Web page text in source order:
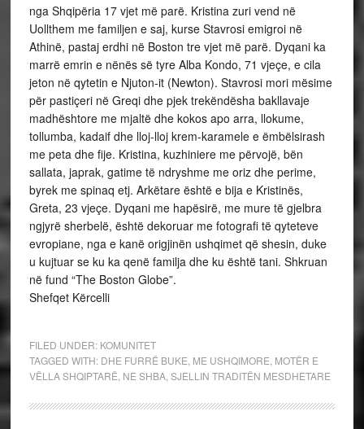
nga Shqipëria 17 vjet më parë. Kristina zuri vend në
Uollthem me familjen e saj, kurse Stavrosi emigroi në
Athinë, pastaj erdhi në Boston tre vjet më parë. Dyqani ka
marrë emrin e nënës së tyre Alba Kondo, 71 vjeçe, e cila
jeton në qytetin e Njuton-it (Newton). Stavrosi mori mësime
për pastiçeri në Greqi dhe pjek trekëndësha bakllavaje
madhështore me mjaltë dhe kokos apo arra, llokume,
tollumba, kadaif dhe lloj-lloj krem-karamele e ëmbëlsirash
me peta dhe fije. Kristina, kuzhiniere me përvojë, bën
sallata, japrak, gatime të ndryshme me oriz dhe perime,
byrek me spinaq etj. Arkëtare është e bija e Kristinës,
Greta, 23 vjeçe. Dyqani me hapësirë, me mure të gjelbra
ngjyrë sherbelë, është dekoruar me fotografi të qyteteve
evropiane, nga e kanë origjinën ushqimet që shesin, duke
u kujtuar se ku ka qenë familja dhe ku është tani. Shkruan
në fund “The Boston Globe”.
Shefqet Kërcelli
FILED UNDER: KOMUNITET
TAGGED WITH: DHE FURRË BUKE ME USHQIMORE MOTËR E
VËLLA SHQIPTARË NE SHBA, SJELLIN TRADITËN MESDHETARE